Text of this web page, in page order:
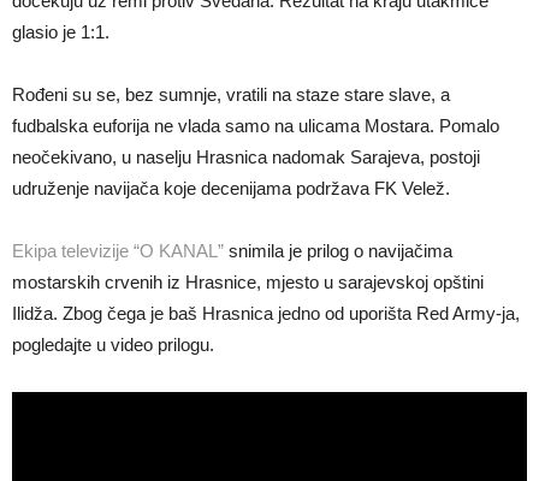
glasio je 1:1.
Rođeni su se, bez sumnje, vratili na staze stare slave, a
fudbalska euforija ne vlada samo na ulicama Mostara. Pomalo
neočekivano, u naselju Hrasnica nadomak Sarajeva, postoji
udruženje navijača koje decenijama podržava FK Velež.
Ekipa televizije “O KANAL” snimila je prilog o navijačima
mostarskih crvenih iz Hrasnice, mjesto u sarajevskoj opštini
Ilidža. Zbog čega je baš Hrasnica jedno od uporišta Red Army-ja,
pogledajte u video prilogu.